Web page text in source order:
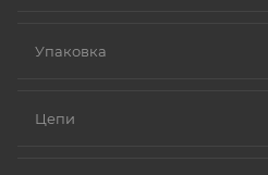
Упаковка
Цепи